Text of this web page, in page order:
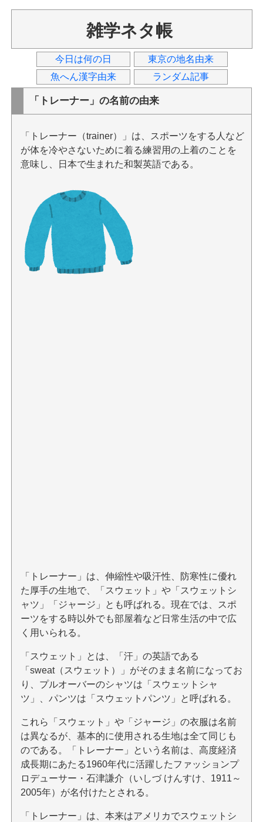
雑学ネタ帳
今日は何の日
東京の地名由来
魚へん漢字由来
ランダム記事
「トレーナー」の名前の由来
「トレーナー（trainer）」は、スポーツをする人など
が体を冷やさないために着る練習用の上着のことを
意味し、日本で生まれた和製英語である。
「トレーナー」は、伸縮性や吸汗性、防寒性に優れ
た厚手の生地で、「スウェット」や「スウェットシ
ャツ」「ジャージ」とも呼ばれる。現在では、スポ
ーツをする時以外でも部屋着など日常生活の中で広
く用いられる。
「スウェット」とは、「汗」の英語である
「sweat（スウェット）」がそのまま名前になってお
り、プルオーバーのシャツは「スウェットシャ
ツ」、パンツは「スウェットパンツ」と呼ばれる。
これら「スウェット」や「ジャージ」の衣服は名前
は異なるが、基本的に使用される生地は全て同じも
のである。「トレーナー」という名前は、高度経済
成長期にあたる1960年代に活躍したファッションプ
ロデューサー・石津謙介（いしづ けんすけ、1911～
2005年）が名付けたとされる。
「トレーナー」は、本来はアメリカでスウェットシ